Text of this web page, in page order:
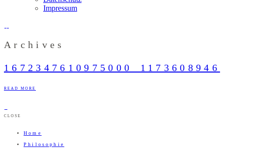
Impressum
Archives
1672347610975000_1173608946
READ MORE
CLOSE
Home
Philosophie